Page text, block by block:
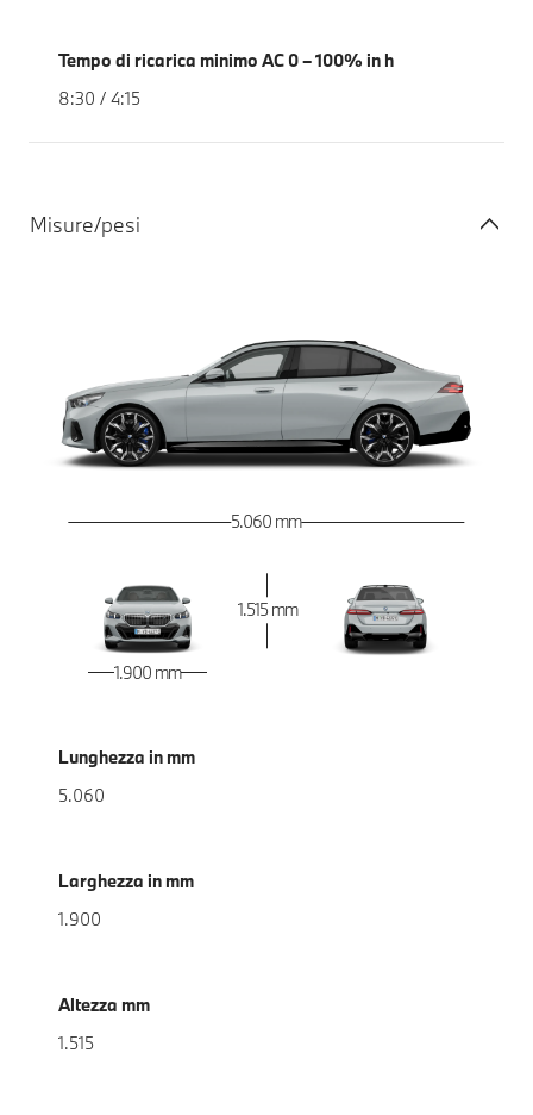
Tempo di ricarica minimo AC 0 – 100% in h
8:30 / 4:15
Misure/pesi
5.060 mm
1.900 mm
1.515 mm
Lunghezza in mm
5.060
Larghezza in mm
1.900
Altezza mm
1.515